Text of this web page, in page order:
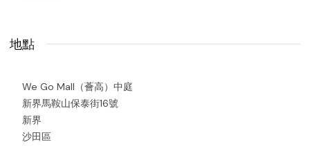
地點
We Go Mall（薈高）中庭
新界馬鞍山保泰街16號
新界
沙田區